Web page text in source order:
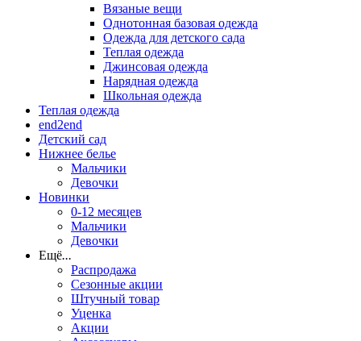
Вязаные вещи
Однотонная базовая одежда
Одежда для детского сада
Теплая одежда
Джинсовая одежда
Нарядная одежда
Школьная одежда
Теплая одежда
end2end
Детский сад
Нижнее белье
Мальчики
Девочки
Новинки
0-12 месяцев
Мальчики
Девочки
Ещё...
Распродажа
Сезонные акции
Штучный товар
Уценка
Акции